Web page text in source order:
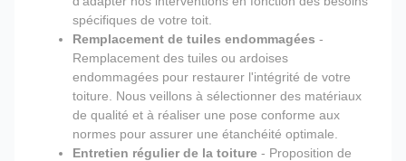
spécifiques de votre toit.
Remplacement de tuiles endommagées -
Remplacement des tuiles ou ardoises
endommagées pour restaurer l'intégrité de votre
toiture. Nous veillons à sélectionner des matériaux
de qualité et à réaliser une pose conforme aux
normes pour assurer une étanchéité optimale.
Entretien régulier de la toiture - Proposition de